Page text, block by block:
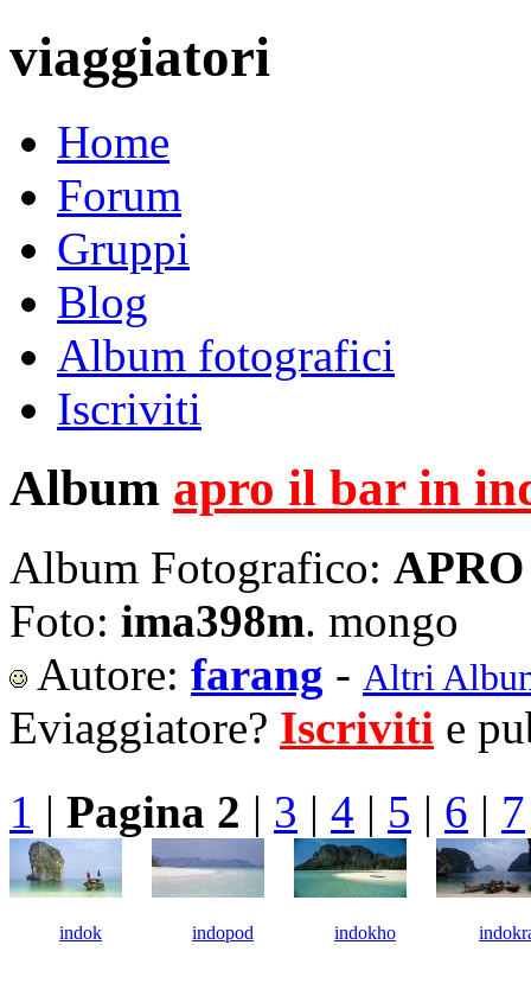
viaggiatori
Home
Forum
Gruppi
Blog
Album fotografici
Iscriviti
Album apro il bar in
Album Fotografico:
Foto: ima398m. mongo
Autore: farang - Altri
Eviaggiatore? Iscriviti e
1 | Pagina 2 | 3 | 4 | 5 | 6 | 7
indok indopod indokho